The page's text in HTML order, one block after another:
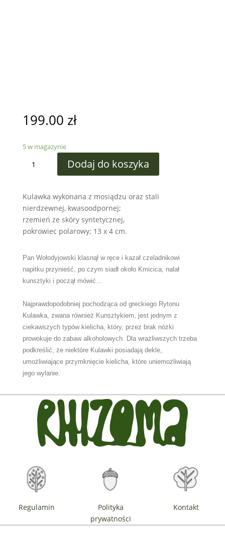
199.00 zł
5 w magazynie
Kulawka
Wilk
Dodaj do koszyka
Kulawka wykonana z mosiądzu oraz stali
nierdzewnej, kwasoodpornej;
rzemień ze skóry syntetycznej,
pokrowiec polarowy; 13 x 4 cm.
Pan Wołodyjowski klasnął w ręce i kazał czeladnikowi
napitku przynieść, po czym siadł około Kmicica, nalał
kunsztyki i począł mówić…
Najprawdopodobniej pochodząca od greckiego Rytonu
Kulawka, zwana również Kunsztykiem, jest jednym z
ciekawszych typów kielicha, który, przez brak nóżki
prowokuje do zabaw alkoholowych. Dla wrażliwszych trzeba
podkreślić, że niektóre Kulawki posiadają dekle,
umożliwiające przymknięcie kielicha, które uniemożliwiają
jego wylanie.
Regulamin
Polityka
prywatności
Kontakt